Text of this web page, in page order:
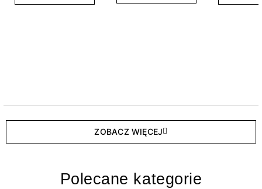
ZOBACZ WIĘCEJ
Polecane kategorie